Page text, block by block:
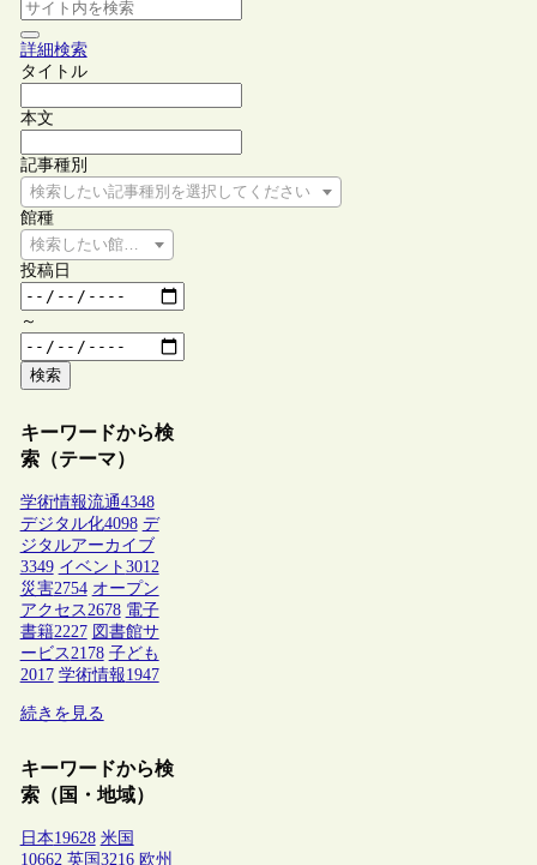
詳細検索
タイトル
本文
記事種別
検索したい記事種別を選択してください
館種
検索したい館種を選択してください
投稿日
～
検索
キーワードから検
索（テーマ）
学術情報流通4348
デジタル化4098 デ
ジタルアーカイブ
3349 イベント 3012
災害2754 オープン
アクセス2678 電子
書籍2227 図書館サ
ービス2178 子ども
2017 学術情報1947
続きを見る
キーワードから検
索（国・地域）
日本19628 米国
10662 英国 3216 欧州